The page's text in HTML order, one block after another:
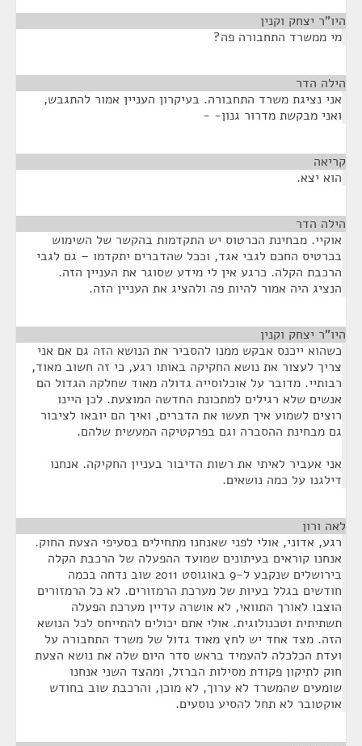
היו"ר יצחק וקנין
מי ממשרד התחבורה פה?
הילה הדר
אני נציגת משרד התחבורה. בעיקרון העניין אמור להתגבש,
ואני מבקשת מדרור גנון- -
קריאה
הוא יצא.
הילה הדר
אוקיי. מבחינת הכרטוס יש התקדמות בהקשר של השימוש
בכרטיס החכם לגבי אגד, וככל שהדברים יתקדמו – גם לגבי
הרכבת הקלה. כרגע אין לי מידע שסוגר את העניין הזה.
הנציג היה אמור להיות פה ולהציג את העניין הזה.
היו"ר יצחק וקנין
כשהוא ייכנס אבקש ממנו להסביר את הנושא הזה גם אם אני
צריך לעצור את נושא החקיקה באותו רגע, כי זה חשוב מאוד,
רבותיי. מדובר על אוכלוסייה גדולה מאוד שחלקה הגדול הם
אנשים שלא רגילים למתכונת החדשה המוצעת. לכן היינו
רוצים לשמוע איך תעשו את הדברים, ואיך הם יובאו לציבור
גם מבחינת ההסברה וגם בפרקטיקה המעשית שלהם.
אני אעביר לאיתי את רשות הדיבור בעניין החקיקה. אנחנו
דילגנו על כמה נושאים.
לאה ורון
רגע, אדוני, אולי לפני שאנחנו מתחילים בסעיפי הצעת החוק.
אנחנו קוראים בעיתונים שמועד ההפעלה של הרכבת הקלה
בירושלים שנקבע ל-9 באוגוסט 2011 שוב נדחה בכמה
חודשים בגלל בעיות של מערכת הרמזורים. לא כל הרמזורים
הוצבו לאורך התוואי, לא אושרה עדיין מערכת הפעלה
תשתיתית וטכנולוגית. אולי אתם יכולים להתייחס לכל הנושא
הזה. מצד אחד יש לחץ מאוד גדול של משרד התחבורה על
ועדת הכלכלה להעמיד בראש סדר היום שלה את נושא הצעת
חוק לתיקון פקודת מסילות הברזל, ומהצד השני אנחנו
שומעים שהמשרד לא ערוך, לא מוכן, והרכבת שוב בחודש
אוקטובר לא תחל להסיע נוסעים.